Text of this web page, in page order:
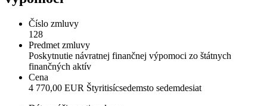
Číslo zmluvy
128
Predmet zmluvy
Poskytnutie návratnej finančnej výpomoci zo štátnych
finančných aktív
Cena
4 770,00 EUR Štyritisícsedemsto sedemdesiat